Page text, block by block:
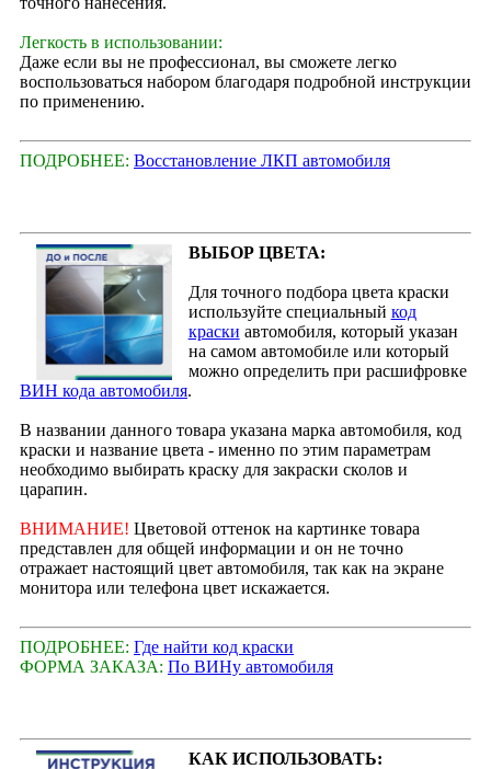
Легкость в использовании:
Даже если вы не профессионал, вы сможете легко
воспользоваться набором благодаря подробной инструкции
по применению.
ПОДРОБНЕЕ: Восстановление ЛКП автомобиля
ВЫБОР ЦВЕТА:
Для точного подбора цвета краски
используйте специальный код
краски автомобиля, который указан
на самом автомобиле или который
можно определить при расшифровке
ВИН кода автомобиля.
В названии данного товара указана марка автомобиля, код
краски и название цвета - именно по этим параметрам
необходимо выбирать краску для закраски сколов и
царапин.
ВНИМАНИЕ! Цветовой оттенок на картинке товара
представлен для общей информации и он не точно
отражает настоящий цвет автомобиля, так как на экране
монитора или телефона цвет искажается.
ПОДРОБНЕЕ: Где найти код краски
ФОРМА ЗАКАЗА: По ВИНу автомобиля
КАК ИСПОЛЬЗОВАТЬ: